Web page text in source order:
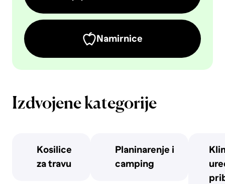
Namirnice
Izdvojene kategorije
Kosilice
za travu
Planinarenje i
camping